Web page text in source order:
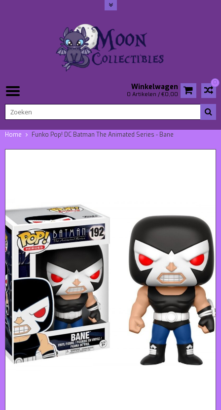
0
Winkelwagen
0 Artikelen / €0,00
Home Funko Pop! DC Batman The Animated Series - Bane